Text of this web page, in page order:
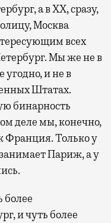
а в XX, сразу,
Москва
всех
Мы же не в
и не в
Штатах.
бинарность
деле мы, конечно,
Франция. Только у
Париж, а у
более
и чуть более